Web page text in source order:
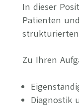
In dieser
Patienten
Zu Ihren
Diagnostik